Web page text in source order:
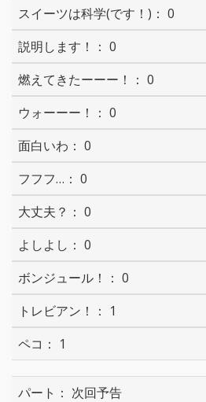
0
0
0
0
0
0
0
0
0
1
1
次回予告